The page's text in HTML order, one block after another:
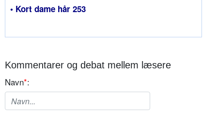
• Kort dame hår 253
Kommentarer og debat mellem læsere
Navn*: